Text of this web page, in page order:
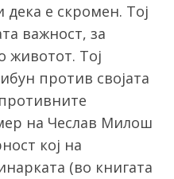
е скромен. Тој
важност, за
животот. Тој
против својата
на Чеслав Милош
кој на
(во книгата